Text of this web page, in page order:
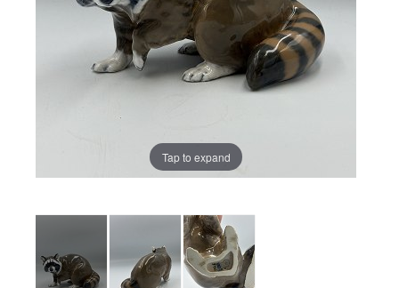
Tap to expand